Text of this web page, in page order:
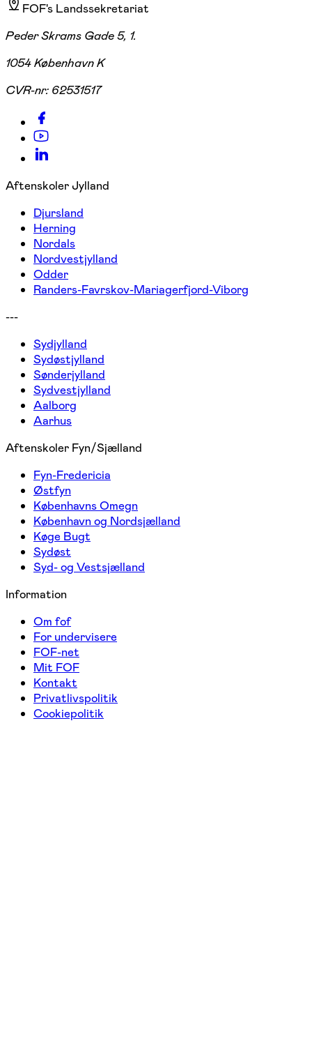
FOF's Landssekretariat
Peder Skrams Gade 5, 1.
1054 København K
CVR-nr: 62531517
Aftenskoler Jylland
Djursland
Herning
Nordals
Nordvestjylland
Odder
Randers-Favrskov-Mariagerfjord-Viborg
---
Sydjylland
Sydøstjylland
Sønderjylland
Sydvestjylland
Aalborg
Aarhus
Aftenskoler Fyn/Sjælland
Fyn-Fredericia
Østfyn
Københavns Omegn
København og Nordsjælland
Køge Bugt
Sydøst
Syd- og Vestsjælland
Information
Om fof
For undervisere
FOF-net
Mit FOF
Kontakt
Privatlivspolitik
Cookiepolitik